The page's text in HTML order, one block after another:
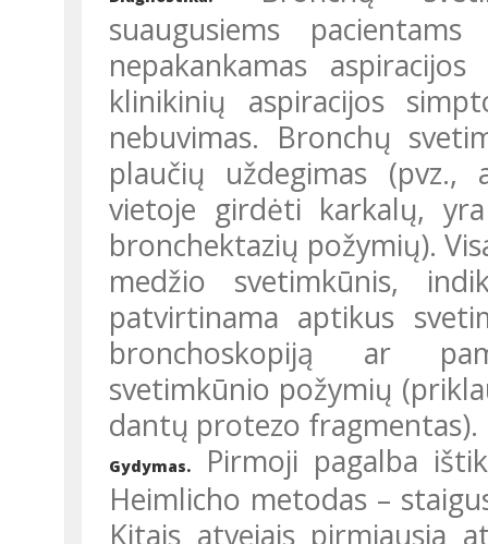
suaugusiems
nepakankamas
klinikinių aspiracijos
nebuvimas. Bronchų
plaučių uždegimas
vietoje girdėti karkalų,
bronchektazių požymių).
medžio svetimkūnis,
patvirtinama aptikus
bronchoskopiją ar
svetimkūnio požymių
dantų protezo fragmentas).
Gydymas.
Pirmoji pagalba
Heimlicho metodas –
Kitais atvejais pirmiausia